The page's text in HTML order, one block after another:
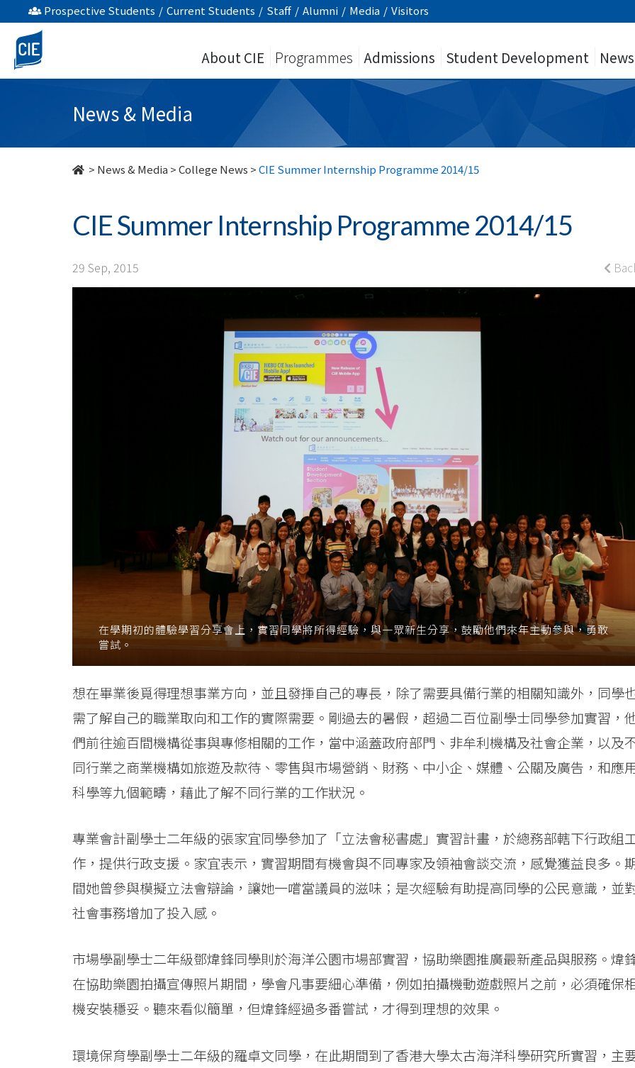
CIE
Summer
Internship
Programme
College
Prospective Students / Current Students / Staff / Alumni / Media / Visitors
About CIE Programmes Admissions Student Development
News & Media
> News & Media >College News >CIE Summer Internship Programme 2014/15
CIE Summer Internship Programme 2014/15
29 Sep, 2015
在學期初的體驗學習分享會上，實習同學將所得經驗，與一眾新生分享，鼓勵他們來年主動參與，勇敢
嘗試。
想在畢業後覓得理想事業方向，並且發揮自己的專長，除了需要具備行業的相關知識外，同學
需了解自己的職業取向和工作的實際需要。剛過去的暑假，超過二百位副學士同學參加實習，
們前往逾百間機構從事與專修相關的工作，當中涵蓋政府部門、非牟利機構及社會企業，以及
同行業之商業機構如旅遊及款待、零售與市場營銷、財務、中小企、媒體、公關及廣告，和應
科學等九個範疇，藉此了解不同行業的工作狀況。
專業會計副學士二年級的張家宜同學參加了「立法會秘書處」實習計畫，於總務部轄下行政組
作，提供行政支援。家宜表示，實習期間有機會與不同專家及領袖會談交流，感覺獲益良多。
間她曾參與模擬立法會辯論，讓她一嚐當議員的滋味；是次經驗有助提高同學的公民意識，並
社會事務增加了投入感。
市場學副學士二年級鄧煒鋒同學則於海洋公園市場部實習，協助樂園推廣最新產品與服務。煒
在協助樂園拍攝宣傳照片期間，學會凡事要細心準備，例如拍攝機動遊戲照片之前，必須確保
機安裝穩妥。聽來看似簡單，但煒鋒經過多番嘗試，才得到理想的效果。
環境保育學副學士二年級的羅卓文同學，在此期間到了香港大學太古海洋科學研究所實習，主